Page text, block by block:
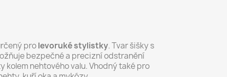
prolevoruké stylistky. Tvar šišky s
bezpečné a precizní odstranění
kolem nehtového valu. Vhodný také pro